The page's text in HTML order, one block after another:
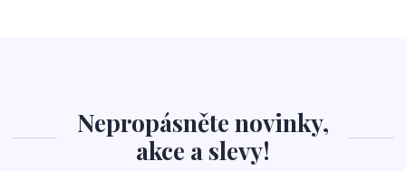
Nepropásněte novinky,
akce a slevy!